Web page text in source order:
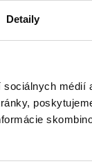
Detaily